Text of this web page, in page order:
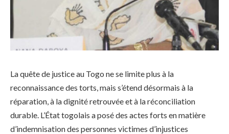
La quête de justice au Togo ne se limite plus à la
reconnaissance des torts, mais s’étend désormais à la
réparation, à la dignité retrouvée et à la réconciliation
durable. L’État togolais a posé des actes forts en matière
d’indemnisation des personnes victimes d’injustices